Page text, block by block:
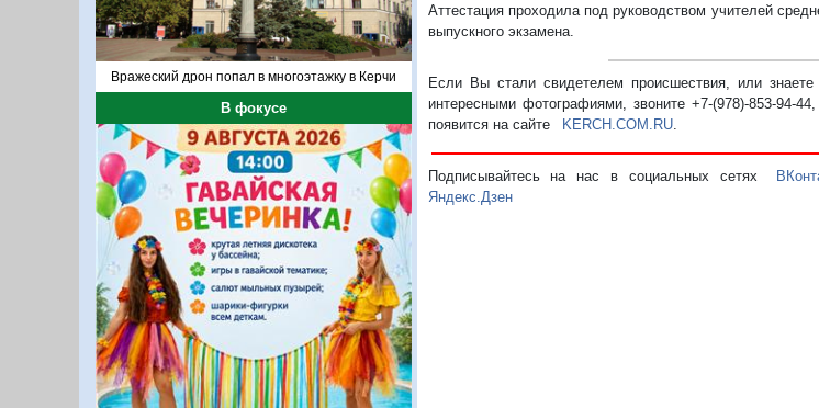
Вражеский дрон попал в многоэтажку в Керчи
В фокусе
Аттестация проходила под руководством учителей
выпускного экзамена.
Если Вы стали свидетелем происшествия, или
интересными фотографиями, звоните +7-(978)-853-94-44,
появится на сайте KERCH.COM.RU.
Подписывайтесь на нас в социальных сетях
Яндекс.Дзен